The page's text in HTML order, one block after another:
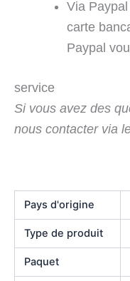
Via
carte
Paypal
service
Si vous avez des
nous contacter via
Pays d'origine
Type de produit
Paquet